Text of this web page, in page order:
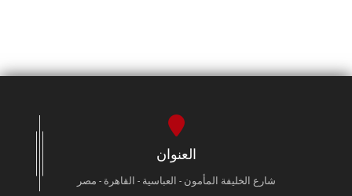
العنوان
شارع الخليفة المأمون - العباسية - القاهرة - مصر